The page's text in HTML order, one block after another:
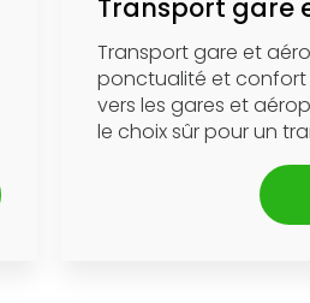
Transport gare
Transport gare et
ponctualité et confort
vers les gares et
le choix sûr pour un